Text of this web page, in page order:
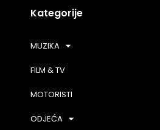
Kategorije
MUZIKA
FILM & TV
MOTORISTI
ODJEĆA